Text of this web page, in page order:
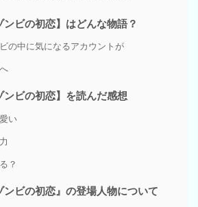
ンビの初恋】はどんな物語？
の中に気になるアカウントが
ンビの初恋】を読んだ感想
い
？
ンビの初恋』の登場人物について